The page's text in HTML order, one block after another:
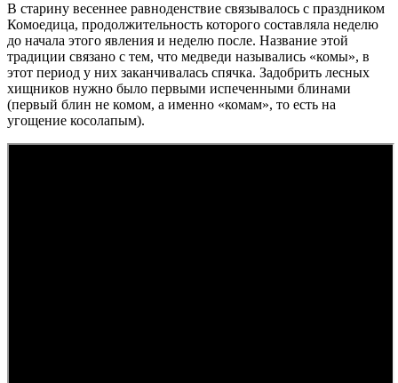
В старину весеннее равноденствие связывалось с праздником
Комоедица, продолжительность которого составляла неделю
до начала этого явления и неделю после. Название этой
традиции связано с тем, что медведи назывались «комы», в
этот период у них заканчивалась спячка. Задобрить лесных
хищников нужно было первыми испеченными блинами
(первый блин не комом, а именно «комам», то есть на
угощение косолапым).